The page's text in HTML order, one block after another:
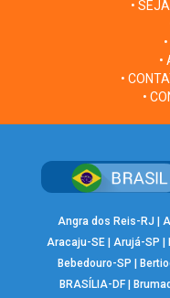
•
•
•
•
Angra dos Reis-RJ
Aracaju-SE |Arujá-SP
Bebedouro-SP
BRASÍLIA-DF|